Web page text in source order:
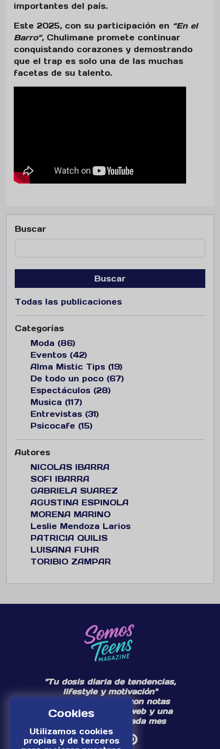
Cookies
Utilizamos cookies
propias y de terceros
importantes del país.
Este 2025, con su participación en “En el
Barro”, Chulimane promete continuar
conquistando corazones y demostrando
que el trap es solo una de las muchas
facetas de su talento.
Buscar
Buscar
Todas las publicaciones
Categorías
Moda (86)
Eventos (42)
Alma Mistic Tips (19)
De todo un poco (67)
Espectáculos (28)
Musica (117)
Entrevistas (31)
Psicocafe (15)
Autores
NICOLAS IBARRA
SOFI IBARRA
GABRIELA SUAREZ
AGUSTINA ESPINOLA
MORENA MARINO
Leslie Mendoza Larios
PATRICIA QUILIS
LUISANA FUHR
TORIBIO ZAMPAR
"Tu dosis diaria de tendencias,
lifestyle y motivación"
Te acompañamos con notas
diarias en nuestra web y una
edición especial cada mes